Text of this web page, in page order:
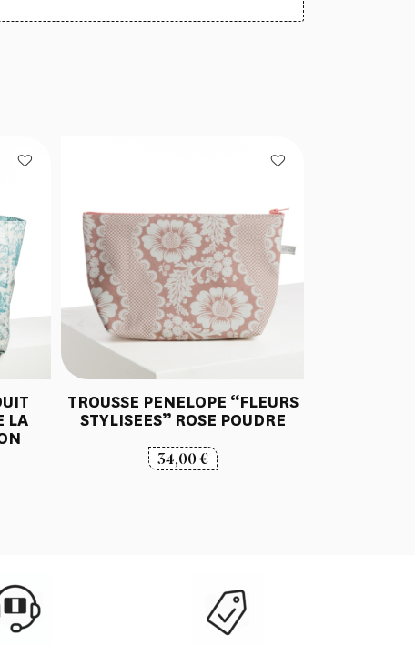
LA
TROUSSE PENELOPE “FLEURS
STYLISEES” ROSE POUDRE
34,00€